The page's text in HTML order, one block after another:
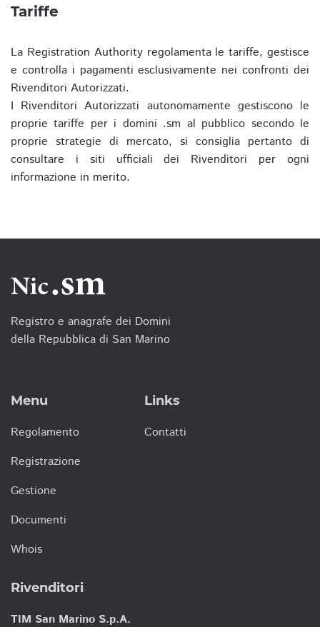
Tariffe
La Registration Authority regolamenta le tariffe, gestisce
e controlla i pagamenti esclusivamente nei confronti dei
Rivenditori Autorizzati.
I Rivenditori Autorizzati autonomamente gestiscono le
proprie tariffe per i domini .sm al pubblico secondo le
proprie strategie di mercato, si consiglia pertanto di
consultare i siti ufficiali dei Rivenditori per ogni
informazione in merito.
Registro e anagrafe dei Domini
della Repubblica di San Marino
Menu
Regolamento
Registrazione
Gestione
Documenti
Whois
Links
Contatti
Rivenditori
TIM San Marino S.p.A.